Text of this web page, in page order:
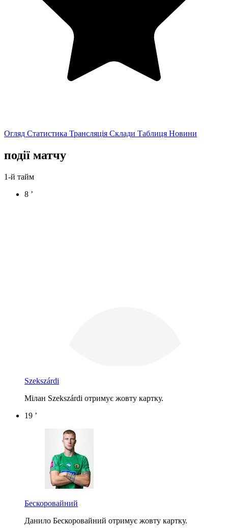
Огляд Статистика Трансляція Склади Таблиця Новини
події матчу
1-й тайм
8 ’
Szekszárdi
Мілан Szekszárdi отримує жовту картку.
19 ’
Бескоровайний
Данило Бескоровайний отримує жовту картку.